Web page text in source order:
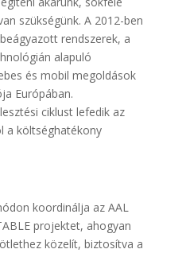
szükségünk. A 2012-ben
rendszerek, a
alapuló
és mobil megoldások
Európában.
ciklust lefedik az
a költséghatékony
koordinálja az AAL
projektet, ahogyan
közelít, biztosítva a